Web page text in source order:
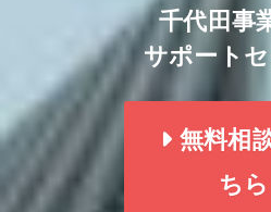
千代田事
サポート
無料相
ちら